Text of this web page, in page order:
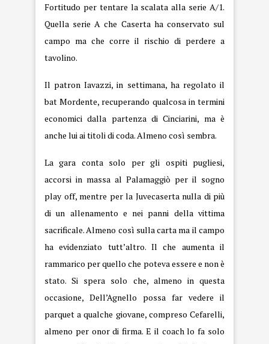
Fortitudo per tentare la scalata alla serie A/1.
Quella serie A che Caserta ha conservato sul
campo ma che corre il rischio di perdere a
tavolino.
Il patron Iavazzi, in settimana, ha regolato il
bat Mordente, recuperando qualcosa in termini
economici dalla partenza di Cinciarini, ma è
anche lui ai titoli di coda. Almeno così sembra.
La gara conta solo per gli ospiti pugliesi,
accorsi in massa al Palamaggiò per il sogno
play off, mentre per la Juvecaserta nulla di più
di un allenamento e nei panni della vittima
sacrificale. Almeno così sulla carta ma il campo
ha evidenziato tutt’altro. Il che aumenta il
rammarico per quello che poteva essere e non è
stato. Si spera solo che, almeno in questa
occasione, Dell’Agnello possa far vedere il
parquet a qualche giovane, compreso Cefarelli,
almeno per onor di firma. E il coach lo fa solo